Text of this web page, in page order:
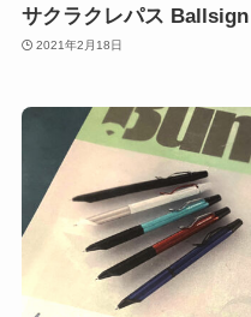
サクラクレパス
2021年2月18日